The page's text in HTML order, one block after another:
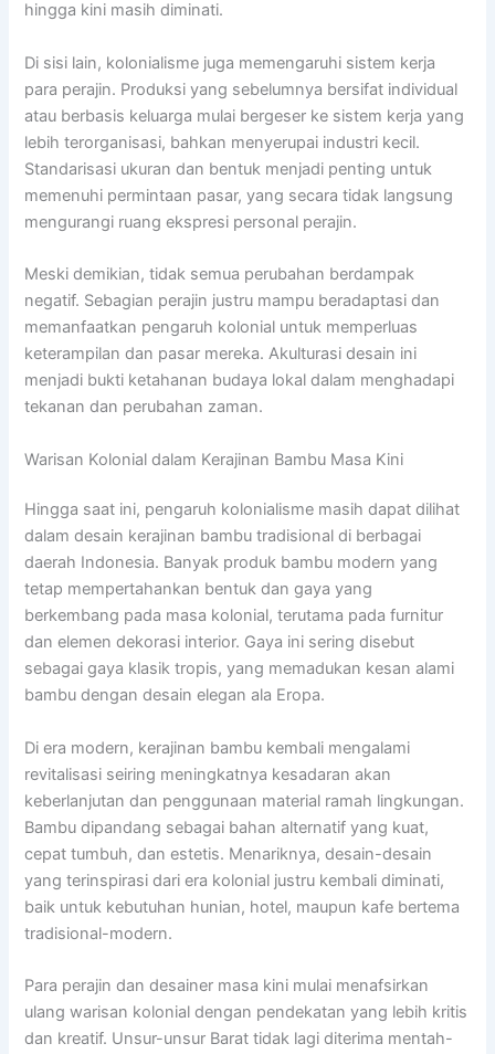
hingga kini masih diminati.
Di sisi lain, kolonialisme juga memengaruhi sistem kerja
para perajin. Produksi yang sebelumnya bersifat individual
atau berbasis keluarga mulai bergeser ke sistem kerja yang
lebih terorganisasi, bahkan menyerupai industri kecil.
Standarisasi ukuran dan bentuk menjadi penting untuk
memenuhi permintaan pasar, yang secara tidak langsung
mengurangi ruang ekspresi personal perajin.
Meski demikian, tidak semua perubahan berdampak
negatif. Sebagian perajin justru mampu beradaptasi dan
memanfaatkan pengaruh kolonial untuk memperluas
keterampilan dan pasar mereka. Akulturasi desain ini
menjadi bukti ketahanan budaya lokal dalam menghadapi
tekanan dan perubahan zaman.
Warisan Kolonial dalam Kerajinan Bambu Masa Kini
Hingga saat ini, pengaruh kolonialisme masih dapat dilihat
dalam desain kerajinan bambu tradisional di berbagai
daerah Indonesia. Banyak produk bambu modern yang
tetap mempertahankan bentuk dan gaya yang
berkembang pada masa kolonial, terutama pada furnitur
dan elemen dekorasi interior. Gaya ini sering disebut
sebagai gaya klasik tropis, yang memadukan kesan alami
bambu dengan desain elegan ala Eropa.
Di era modern, kerajinan bambu kembali mengalami
revitalisasi seiring meningkatnya kesadaran akan
keberlanjutan dan penggunaan material ramah lingkungan.
Bambu dipandang sebagai bahan alternatif yang kuat,
cepat tumbuh, dan estetis. Menariknya, desain-desain
yang terinspirasi dari era kolonial justru kembali diminati,
baik untuk kebutuhan hunian, hotel, maupun kafe bertema
tradisional-modern.
Para perajin dan desainer masa kini mulai menafsirkan
ulang warisan kolonial dengan pendekatan yang lebih kritis
dan kreatif. Unsur-unsur Barat tidak lagi diterima mentah-